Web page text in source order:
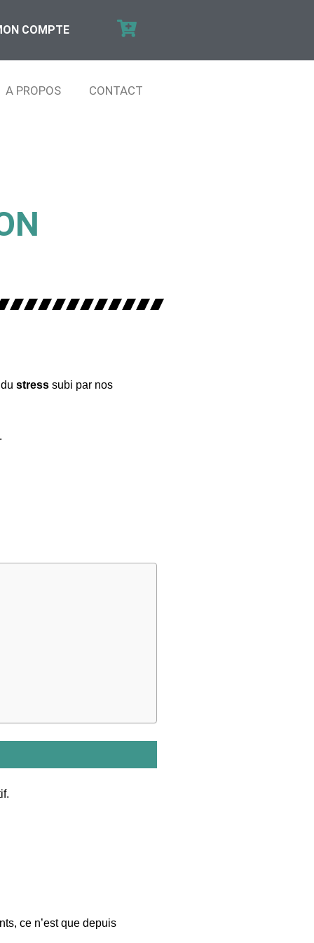
COMPTE
A PROPOS CONTACT
stress subi par nos
ce n’est que depuis